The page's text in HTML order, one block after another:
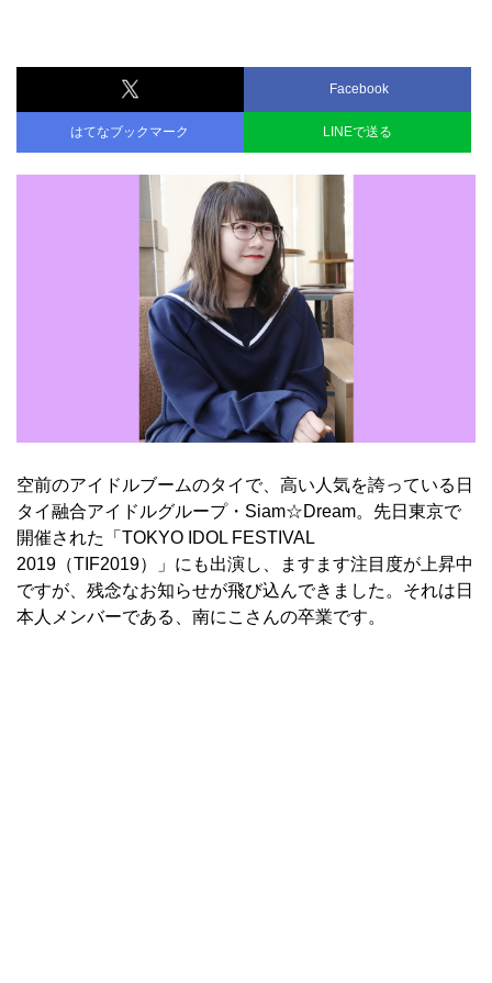
Facebook
はてなブックマーク LINEで送る
空前のアイドルブームのタイで、高い人気を誇っている日
タイ融合アイドルグループ・Siam☆Dream。先日東京で
開催された「TOKYO IDOL FESTIVAL
2019（TIF2019）」にも出演し、ますます注目度が上昇中
ですが、残念なお知らせが飛び込んできました。それは日
本人メンバーである、南にこさんの卒業です。